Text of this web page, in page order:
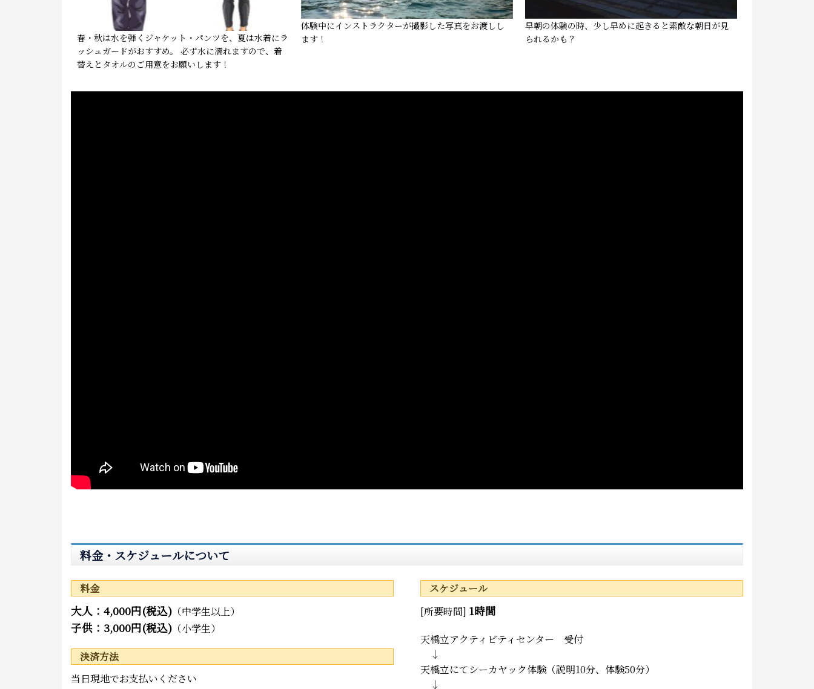
春・秋は水を弾くジャケット・パンツを、夏は水着にラ
ッシュガードがおすすめ。 必ず水に濡れますので、着
替えとタオルのご用意をお願いします！
体験中にインストラクターが撮影した写真をお渡しし
ます！
早朝の体験の時、少し早めに起きると素敵な朝日が見
られるかも？
料金・スケジュールについて
料金
大人：4,000円(税込) （中学生以上）
子供：3,000円(税込) （小学生）
決済方法
当日現地でお支払いください
スケジュール
[所要時間] 1時間
天橋立アクティビティセンター 受付
↓
天橋立にてシーカヤック体験（説明10分、体験50分）
↓